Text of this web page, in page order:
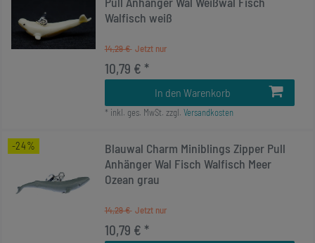
Walfisch weiß
14,29 €
10,79 € *
In den Warenkorb
* inkl. ges. MwSt. zzgl. Versandkosten
-24%
Blauwal Charm Miniblings Zipper Pull
Anhänger Wal Fisch Walfisch Meer
Ozean grau
14,29 €
10,79 € *